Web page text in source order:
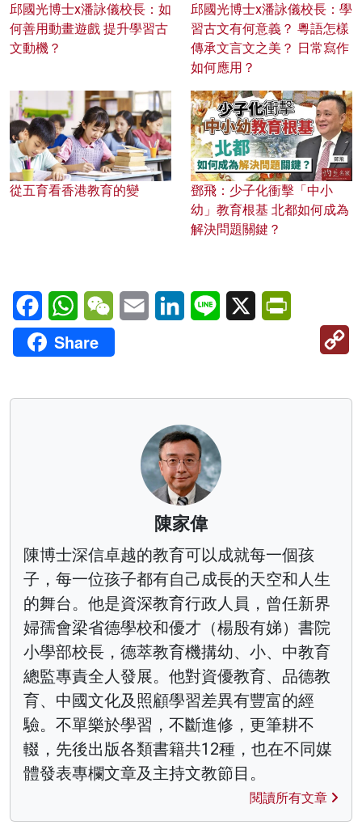
邱國光博士x潘詠儀校長：如
何善用動畫遊戲 提升學習古
文動機？
邱國光博士x潘詠儀校長：學
習古文有何意義？ 粵語怎樣
傳承文言文之美？ 日常寫作
如何應用？
從五育看香港教育的變
鄧飛：少子化衝擊「中小
幼」教育根基 北都如何成為
解決問題關鍵？
FacebookWhatsAppWeChatEmail LinkedInLine X
Share
陳家偉
陳博士深信卓越的教育可以成就每一個孩
子，每一位孩子都有自己成長的天空和人生
的舞台。他是資深教育行政人員，曾任新界
婦孺會梁省德學校和優才（楊殷有娣）書院
小學部校長，德萃教育機搆幼、小、中教育
總監專責全人發展。他對資優教育、品德教
育、中國文化及照顧學習差異有豐富的經
驗。不單樂於學習，不斷進修，更筆耕不
輟，先後出版各類書籍共12種，也在不同媒
體發表專欄文章及主持文教節目。
閱讀所有文章